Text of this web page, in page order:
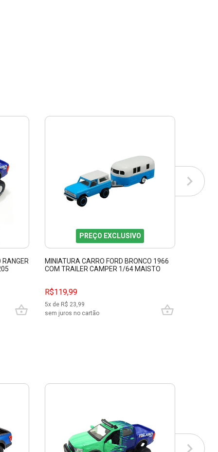
RANGER
PREÇO EXCLUSIVO
MINIATURA CARRO FORD BRONCO 1966
COM TRAILER CAMPER 1/64 MAISTO
R$119,99
5x de R$ 23,99
sem juros no cartão